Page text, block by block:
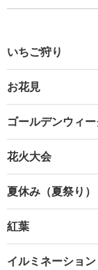
いちご狩り
お花見
ゴールデンウィー
花火大会
夏休み（夏祭り）
紅葉
イルミネーション